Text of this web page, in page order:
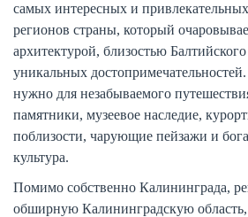
самых интересных и
регионов страны, который
архитектурой, близостью
уникальных
нужно для незабываемого
памятники, музеевое наследие,
поблизости, чарующие пейзажи и
культура.
Помимо собственно Калининграда,
обширную Калининградскую область,